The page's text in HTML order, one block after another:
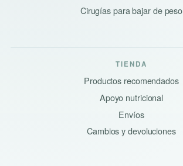
Cirugías para bajar de peso
TIENDA
Productos recomendados
Apoyo nutricional
Envíos
Cambios y devoluciones